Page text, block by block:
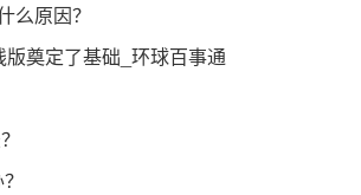
么原因？
奠定了基础_环球百事通